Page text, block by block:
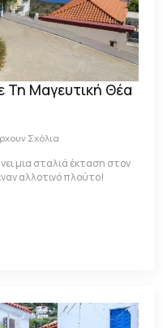
Τη Μαγευτική Θέα
Σχόλια
μια σταλιά έκταση στον
αλλοτινό πλούτο!